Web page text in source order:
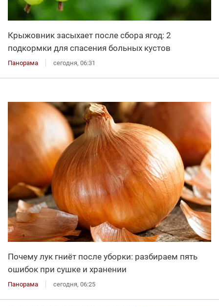
Крыжовник засыхает после сбора ягод: 2
подкормки для спасения больных кустов
Панорама сегодня, 06:31
Почему лук гниёт после уборки: разбираем пять
ошибок при сушке и хранении
Панорама сегодня, 06:25